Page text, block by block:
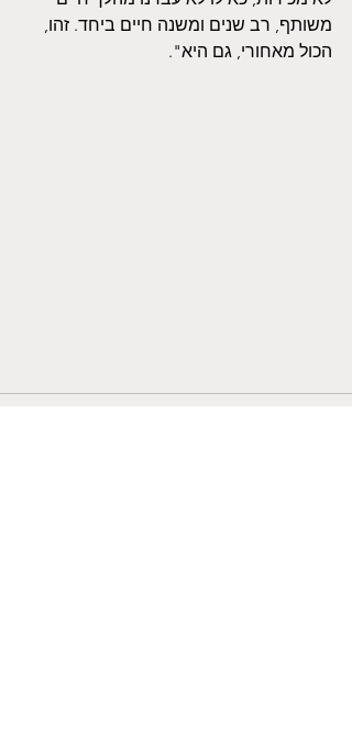
משותף, רב שנים ומשנה חיים ביחד. זהו,
הכול מאחורי, גם היא".